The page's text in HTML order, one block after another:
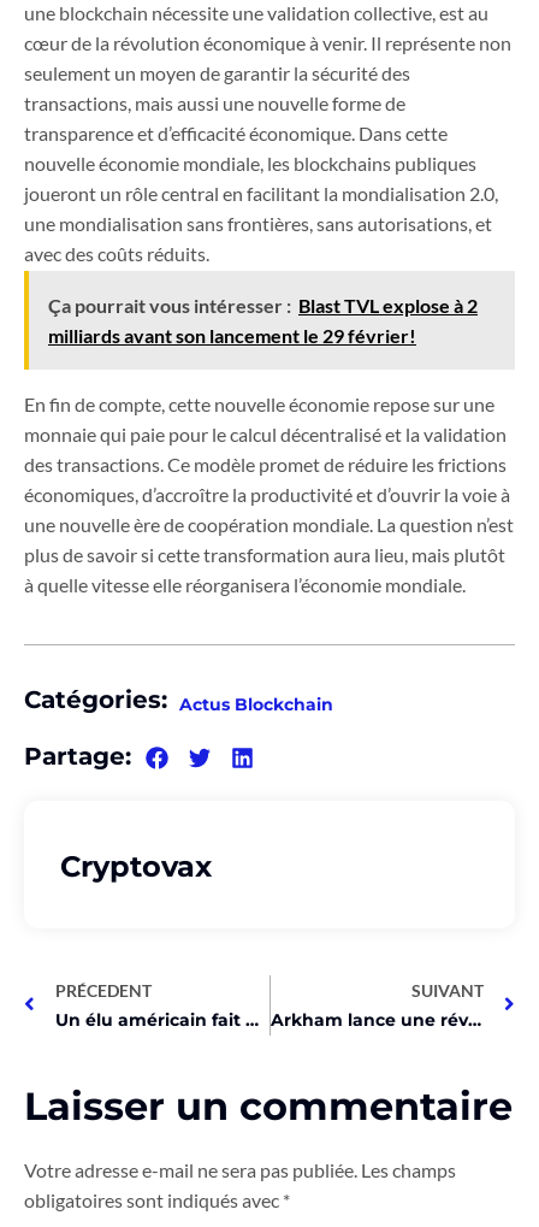
une blockchain nécessite une validation collective, est au
cœur de la révolution économique à venir. Il représente non
seulement un moyen de garantir la sécurité des
transactions, mais aussi une nouvelle forme de
transparence et d’efficacité économique. Dans cette
nouvelle économie mondiale, les blockchains publiques
joueront un rôle central en facilitant la mondialisation 2.0,
une mondialisation sans frontières, sans autorisations, et
avec des coûts réduits.
Ça pourrait vous intéresser : Blast TVL explose à 2
milliards avant son lancement le 29 février!
En fin de compte, cette nouvelle économie repose sur une
monnaie qui paie pour le calcul décentralisé et la validation
des transactions. Ce modèle promet de réduire les frictions
économiques, d’accroître la productivité et d’ouvrir la voie à
une nouvelle ère de coopération mondiale. La question n’est
plus de savoir si cette transformation aura lieu, mais plutôt
à quelle vitesse elle réorganisera l’économie mondiale.
Catégories: Actus Blockchain
Partage:
Cryptovax
PRÉCEDENT
Un élu américain fait une annonce CHOC sur les cryptos après la victoire de Trump
SUIVANT
Arkham lance une révolution crypto : découvrez pourquoi ça change tout !
Laisser un commentaire
Votre adresse e-mail ne sera pas publiée. Les champs
obligatoires sont indiqués avec *